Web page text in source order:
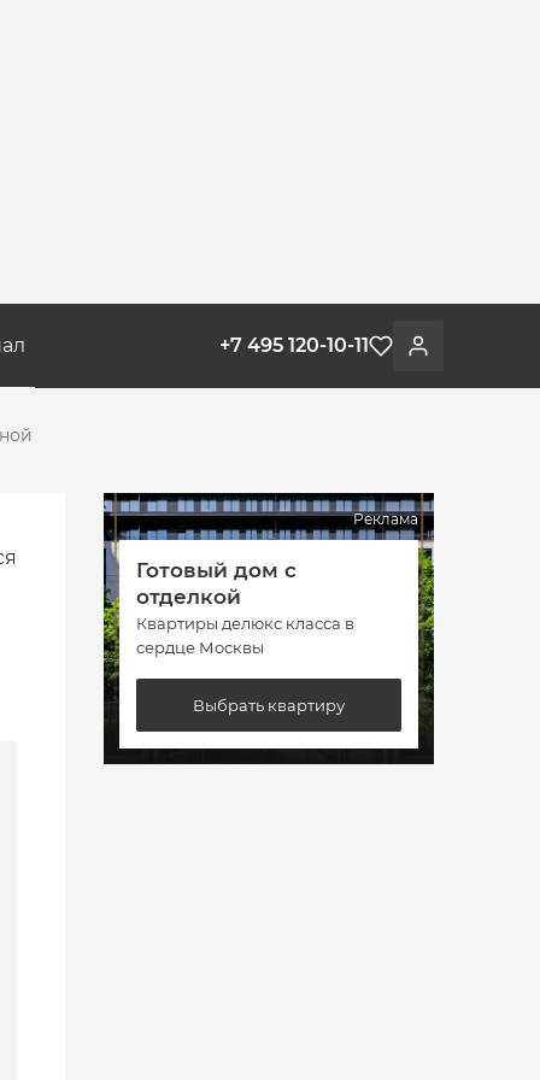
Войти
Избранное
+7 495 120-10-11
Реклама
Готовый дом с
отделкой
Квартиры делюкс класса в
сердце Москвы
Выбрать квартиру